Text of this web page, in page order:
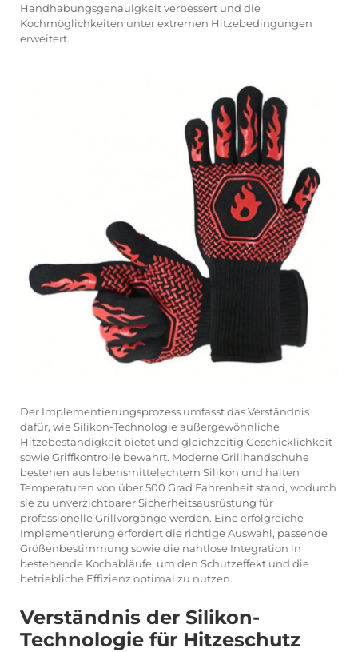
Handhabungsgenauigkeit verbessert und die
Kochmöglichkeiten unter extremen Hitzebedingungen
erweitert.
Der Implementierungsprozess umfasst das Verständnis
dafür, wie Silikon-Technologie außergewöhnliche
Hitzebeständigkeit bietet und gleichzeitig Geschicklichkeit
sowie Griffkontrolle bewahrt. Moderne Grillhandschuhe
bestehen aus lebensmittelechtem Silikon und halten
Temperaturen von über 500 Grad Fahrenheit stand, wodurch
sie zu unverzichtbarer Sicherheitsausrüstung für
professionelle Grillvorgänge werden. Eine erfolgreiche
Implementierung erfordert die richtige Auswahl, passende
Größenbestimmung sowie die nahtlose Integration in
bestehende Kochabläufe, um den Schutzeffekt und die
betriebliche Effizienz optimal zu nutzen.
Verständnis der Silikon-
Technologie für Hitzeschutz